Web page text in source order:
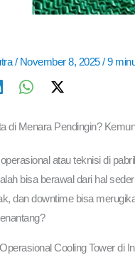
/ November 8, 2025/9
di Menara Pendingin?
atau teknisi di
bisa berawal dari hal
dan downtime bisa
Cooling Tower di